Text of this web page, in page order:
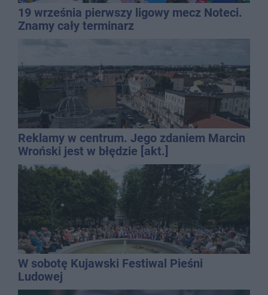
19 września pierwszy ligowy mecz Noteci.
Znamy cały terminarz
Reklamy w centrum. Jego zdaniem Marcin
Wroński jest w błędzie [akt.]
W sobotę Kujawski Festiwal Pieśni
Ludowej